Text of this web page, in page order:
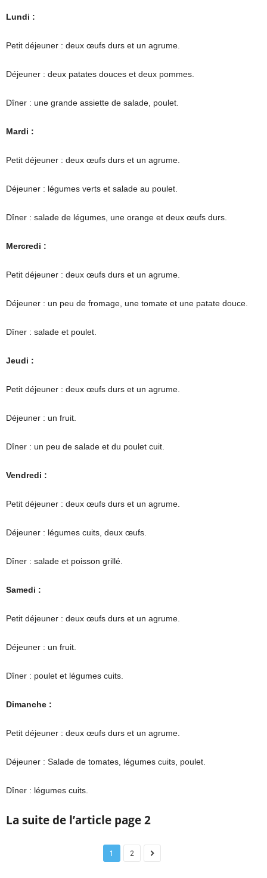
Lundi :
Petit déjeuner : deux œufs durs et un agrume.
Déjeuner : deux patates douces et deux pommes.
Dîner : une grande assiette de salade, poulet.
Mardi :
Petit déjeuner : deux œufs durs et un agrume.
Déjeuner : légumes verts et salade au poulet.
Dîner : salade de légumes, une orange et deux œufs durs.
Mercredi :
Petit déjeuner : deux œufs durs et un agrume.
Déjeuner : un peu de fromage, une tomate et une patate douce.
Dîner : salade et poulet.
Jeudi :
Petit déjeuner : deux œufs durs et un agrume.
Déjeuner : un fruit.
Dîner : un peu de salade et du poulet cuit.
Vendredi :
Petit déjeuner : deux œufs durs et un agrume.
Déjeuner : légumes cuits, deux œufs.
Dîner : salade et poisson grillé.
Samedi :
Petit déjeuner : deux œufs durs et un agrume.
Déjeuner : un fruit.
Dîner : poulet et légumes cuits.
Dimanche :
Petit déjeuner : deux œufs durs et un agrume.
Déjeuner : Salade de tomates, légumes cuits, poulet.
Dîner : légumes cuits.
La suite de l’article page 2
1 2